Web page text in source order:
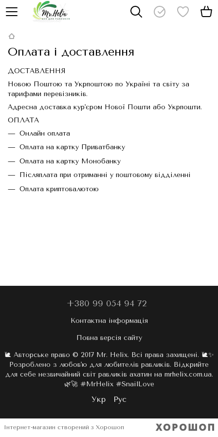
Оплата і доставлення
ДОСТАВЛЕННЯ
Новою Поштою та Укрпоштою по Україні та світу за
тарифами перевізників.
Адресна доставка кур'єром Нової Пошти або Укрпошти.
ОПЛАТА
Онлайн оплата
Оплата на картку Приватбанку
Оплата на картку Монобанку
Післяплата при отриманні у поштовому відділенні
Оплата криптовалютою
+380 99 054 94 72
Контактна інформація
Повна версія сайту
🐌 Авторське право © 2017 Mr. Helix. Всі права захищені. 🐌✨
Розроблено з любов'ю для любителів равликів. Відкрийте
для себе незвичайний світ равликів ахатин на mrhelix.com.ua.
🌿🚀 #MrHelix #SnailLove
Укр Рус
Інтернет-магазин створений з Хорошоп